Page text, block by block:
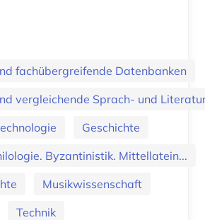
fachübergreifende Datenbanken
vergleichende Sprach- und
Geschichte
Byzantinistik. Mittellatein...
Musikwissenschaft
Technik